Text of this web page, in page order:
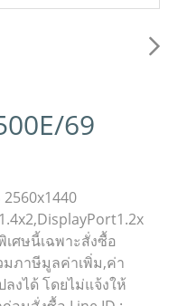
69
2560x1440
ศษนี้เฉพาะสั่งซื้อ
มภาษีมูลค่าเพิ่ม,ค่า
งได้ โดยไม่แจ้งให้